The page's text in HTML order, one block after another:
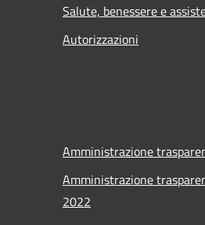
Salute, benessere e
Autorizzazioni
Amministrazione
Amministrazione
2022